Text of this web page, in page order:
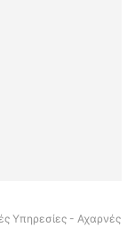
Υπηρεσίες - Αχαρνές